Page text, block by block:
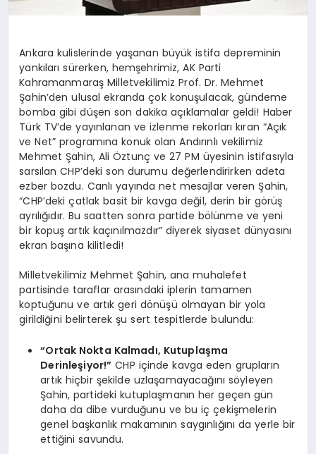
Ankara kulislerinde yaşanan büyük istifa depreminin
yankıları sürerken, hemşehrimiz, AK Parti
Kahramanmaraş Milletvekilimiz Prof. Dr. Mehmet
Şahin’den ulusal ekranda çok konuşulacak, gündeme
bomba gibi düşen son dakika açıklamalar geldi! Haber
Türk TV’de yayınlanan ve izlenme rekorları kıran “Açık
ve Net” programına konuk olan Andırınlı vekilimiz
Mehmet Şahin, Ali Öztunç ve 27 PM üyesinin istifasıyla
sarsılan CHP’deki son durumu değerlendirirken adeta
ezber bozdu. Canlı yayında net mesajlar veren Şahin,
“CHP’deki çatlak basit bir kavga değil, derin bir görüş
ayrılığıdır. Bu saatten sonra partide bölünme ve yeni
bir kopuş artık kaçınılmazdır” diyerek siyaset dünyasını
ekran başına kilitledi!
Milletvekilimiz Mehmet Şahin, ana muhalefet
partisinde taraflar arasındaki iplerin tamamen
koptuğunu ve artık geri dönüşü olmayan bir yola
girildiğini belirterek şu sert tespitlerde bulundu:
“Ortak Nokta Kalmadı, Kutuplaşma
Derinleşiyor!” CHP içinde kavga eden grupların
artık hiçbir şekilde uzlaşamayacağını söyleyen
Şahin, partideki kutuplaşmanın her geçen gün
daha da dibe vurduğunu ve bu iç çekişmelerin
genel başkanlık makamının saygınlığını da yerle bir
ettiğini savundu.